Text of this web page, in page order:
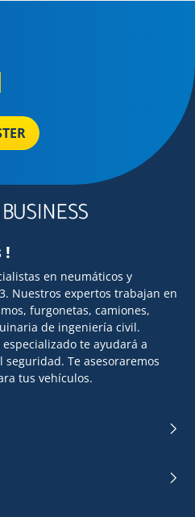
!
en neumáticos y
Nuestros expertos trabajan en
furgonetas, camiones,
de ingeniería civil.
te ayudará a
Te asesoraremos
tus vehículos.